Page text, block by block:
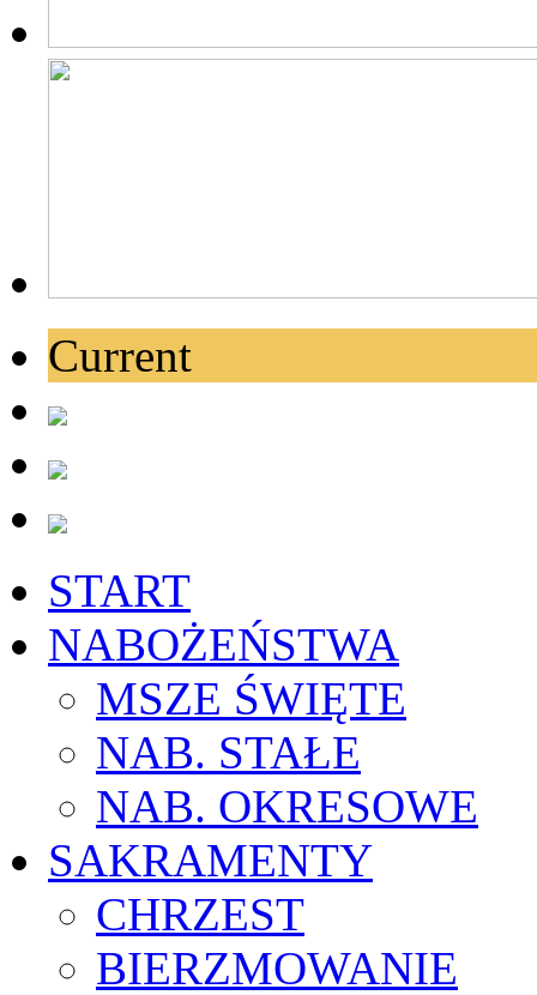
Current
START
NABOŻEŃSTWA
MSZE ŚWIĘTE
NAB. STAŁE
NAB. OKRESOWE
SAKRAMENTY
CHRZEST
BIERZMOWANIE